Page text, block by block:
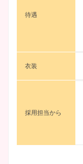
待遇
衣装
採用担当から